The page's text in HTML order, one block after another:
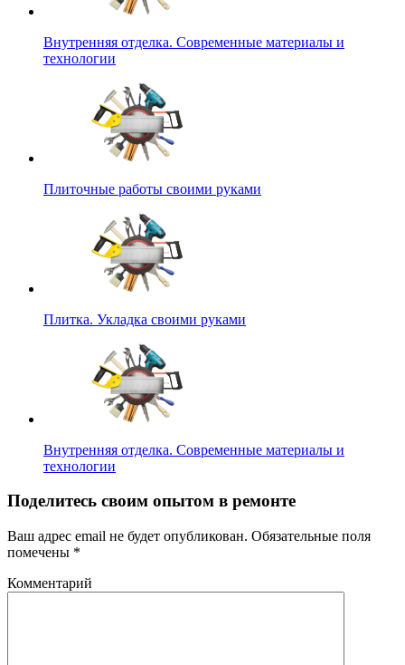
Внутренняя отделка. Современные материалы и
технологии
Плиточные работы своими руками
Плитка. Укладка своими руками
Внутренняя отделка. Современные материалы и
технологии
Поделитесь своим опытом в ремонте
Ваш адрес email не будет опубликован. Обязательные поля
помечены *
Комментарий